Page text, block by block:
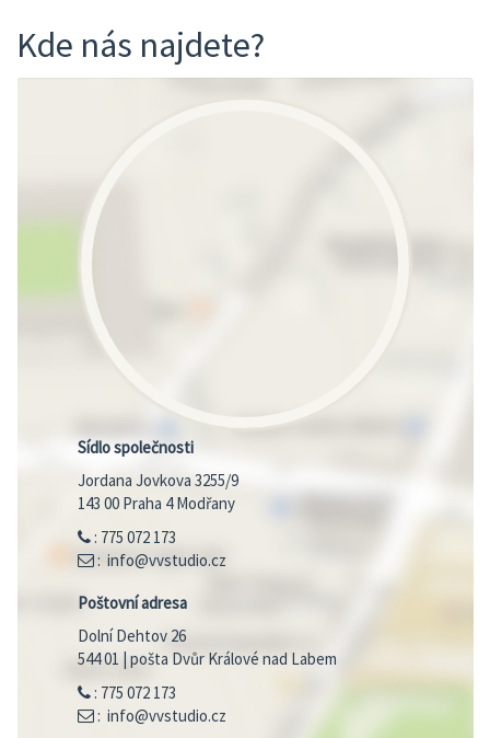
Kde nás najdete?
Sídlo společnosti
Jordana Jovkova 3255/9
143 00 Praha 4 Modřany
: 775 072 173
: info@vvstudio.cz
Poštovní adresa
Dolní Dehtov 26
544 01 | pošta Dvůr Králové nad Labem
: 775 072 173
: info@vvstudio.cz